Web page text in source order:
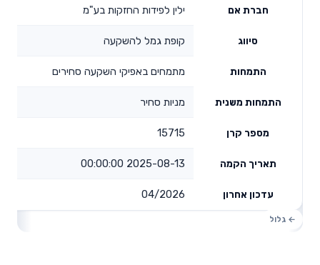
חברת אם ילין לפידות החזקות בע"מ
סיווג קופת גמל להשקעה
התמחות מתמחים באפיקי השקעה סחירים
התמחות משנית מניות סחיר
מספר קרן 15715
תאריך הקמה 2025-08-13 00:00:00
עדכון אחרון 04/2026